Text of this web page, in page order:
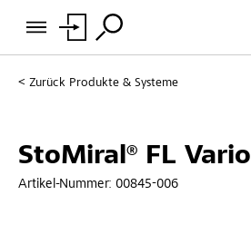
Zurück Produkte & Systeme
StoMiral® FL Vario
Artikel-Nummer: 00845-006